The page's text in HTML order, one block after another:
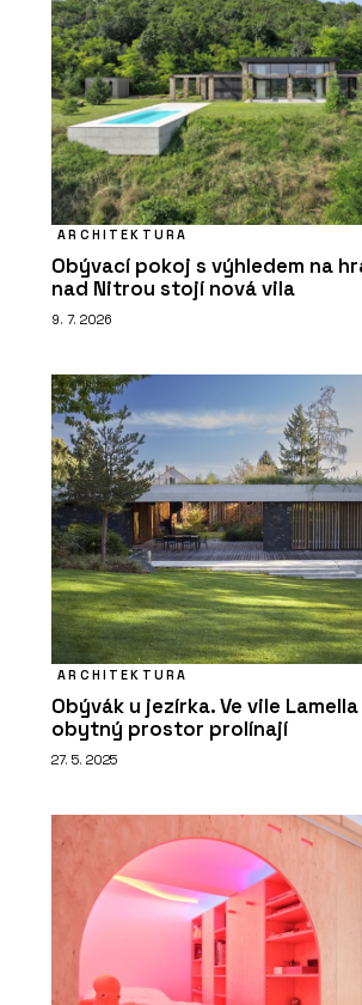
ARCHITEKTURA
Obývací pokoj s výhledem na
nad Nitrou stojí nová vila
9. 7. 2026
ARCHITEKTURA
Obývák u jezírka. Ve vile
obytný prostor prolínají
27. 5. 2025